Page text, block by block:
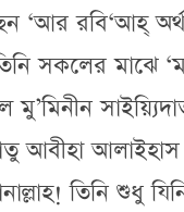
‘আর রবি‘আহ্
সকলের মাঝে
মু’মিনীন
আবীহা আলাইহাস
তিনি শুধু